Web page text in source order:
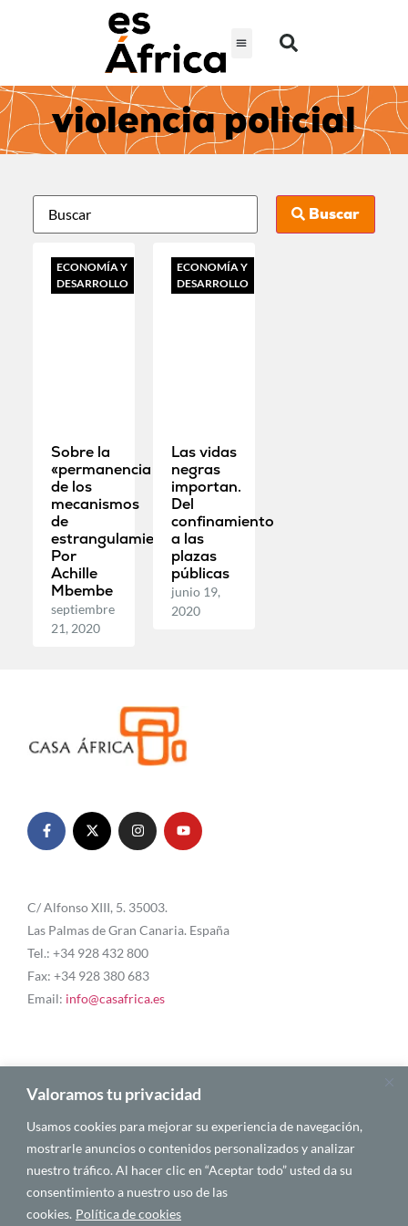
Valoramos tu privacidad
Usamos cookies para mejorar su experiencia de navegación,
mostrarle anuncios o contenidos personalizados y analizar
nuestro tráfico. Al hacer clic en “Aceptar todo” usted da su
consentimiento a nuestro uso de las
cookies. Política de cookies
violencia policial
Buscar
ECONOMÍA Y
DESARROLLO
Sobre la
«permanencia
de los
mecanismos
de
estrangulamiento».
Por
Achille
Mbembe
septiembre
21, 2020
ECONOMÍA Y
DESARROLLO
Las vidas
negras
importan.
Del
confinamiento
a las
plazas
públicas
junio 19,
2020
C/ Alfonso XIII, 5. 35003.
Las Palmas de Gran Canaria. España
Tel.: +34 928 432 800
Fax: +34 928 380 683
Email: info@casafrica.es
Blog
Quiénes somos
Autores
Español